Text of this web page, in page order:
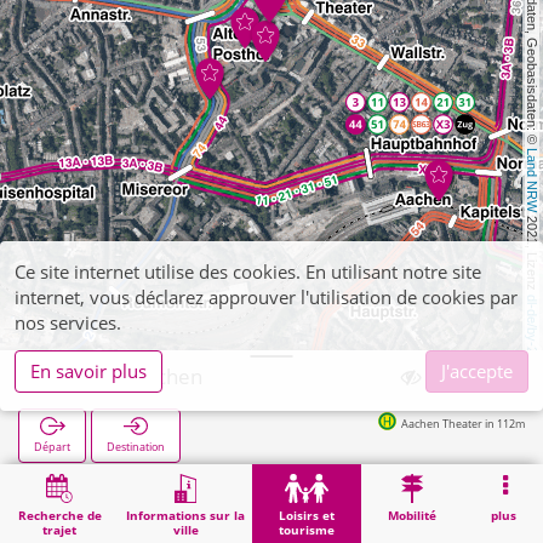
, Kartendaten, Geobasisdaten: ©
Land NRW
2021, Lizenz
dl-de/by-2-0
Recherche de
trajet
Informations sur la
ville
Loisirs et
tourisme
Mobilité plus
Theater Aachen
Départ Destination
Aachen Theater in 112m
Démarrage Loisirs et tourisme Theater Aachen
Ce site internet utilise des cookies. En utilisant notre site
internet, vous déclarez approuver l'utilisation de cookies par
nos services.
En savoir plus
J'accepte